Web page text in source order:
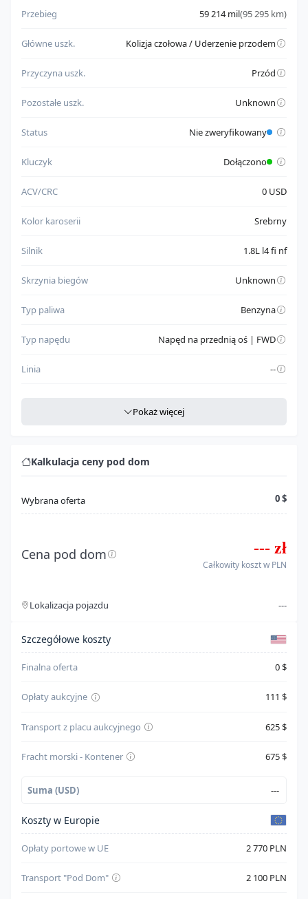
posiada komplet kluczyków
Do weryfikacji:
posiada dokument wymagający sprawdzenia przed
rejestracją
Przebieg 59 214 mil(95 295 km)
Główne uszk. Kolizja czołowa / Uderzenie przodem
Przyczyna uszk. Przód
Pozostałe uszk. Unknown
Status Nie zweryfikowany
Kluczyk Dołączono
ACV/CRC 0 USD
Kolor karoserii Srebrny
Silnik 1.8L l4 fi nf
Skrzynia biegów Unknown
Typ paliwa Benzyna
Typ napędu Napęd na przednią oś | FWD
Linia --
Rodzaj nadwozia
Model Corolla
(u.s.) Ve/ce/le
Typ paliwa Gasoline
Cylindry 4
System bezpieczeństwa --
Skrzynia biegów Unknown
Napęd Front Wheel Drive
Kolor karoserii Srebrny
Pokaż więcej
Kalkulacja ceny pod dom
Wybrana oferta 0 $
Cena pod dom --- zł
Całkowity koszt w PLN
Lokalizacja pojazdu ---
Szczegóły kosztów
Szczegółowe koszty
Finalna oferta 0 $
Opłaty aukcyjne 111 $
Transport z placu aukcyjnego 625 $
Fracht morski - Kontener 675 $
Suma (USD) ---
Koszty w Europie
Opłaty portowe w UE 2 770 PLN
Transport "Pod Dom" 2 100 PLN